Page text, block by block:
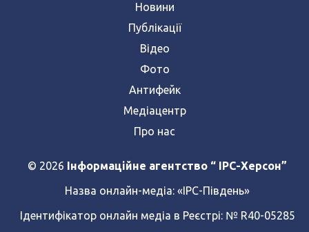
Новини
Публікації
Відео
Фото
Антифейк
Медіацентр
Про нас
© 2026
Інформаційне агентство “ IPC-Херсон”
Назва онлайн-медіа: «ІРС-Південь»
Ідентифікатор онлайн медіа в Реєстрі: № R40-05285